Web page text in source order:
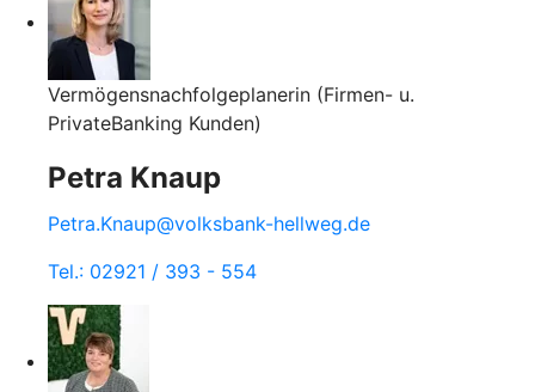
Vermögensnachfolgeplanerin (Firmen- u.
PrivateBanking Kunden)
Petra Knaup
Petra.Knaup@volksbank-hellweg.de
Tel.: 02921 / 393 - 554